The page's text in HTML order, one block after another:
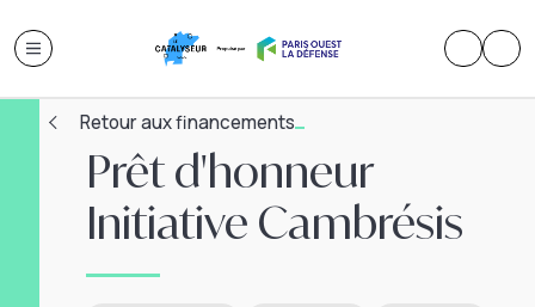
Retour aux financements
Prêt d'honneur
Initiative Cambrésis